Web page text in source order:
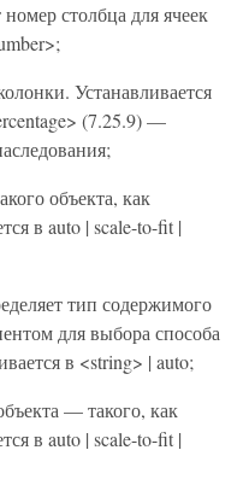
столбца для ячеек
Устанавливается
(7.25.9) —
объекта, как
в auto | scale-to-fit |
тип содержимого
для выбора способа
в <string> | auto;
— такого, как
в auto | scale-to-fit |